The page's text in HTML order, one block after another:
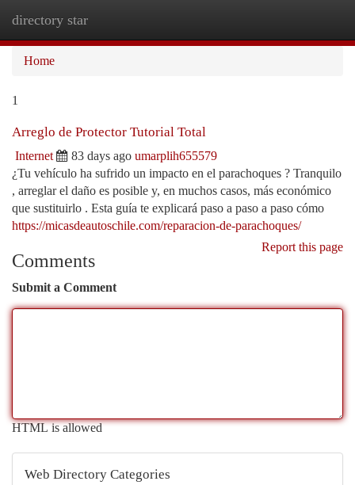
directory star
Home
1
Arreglo de Protector Tutorial Total
Internet 83 days ago umarplih655579
¿Tu vehículo ha sufrido un impacto en el parachoques ? Tranquilo
, arreglar el daño es posible y, en muchos casos, más económico
que sustituirlo . Esta guía te explicará paso a paso a paso cómo
https://micasdeautoschile.com/reparacion-de-parachoques/
Report this page
Comments
Submit a Comment
HTML is allowed
Web Directory Categories